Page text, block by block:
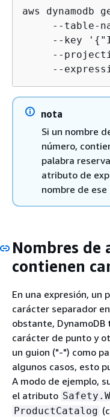
aws dynamodb
--table-
     --key '
{
--
--
nota
Si un nombre
número,
palabra
atributo de
nombre de
Nombres
contienen
En una expresión, un
carácter separador
obstante,
carácter de punto y
un guion ("-") como
algunos casos, esto
A modo de ejemplo,
el atributo
ProductCatalog